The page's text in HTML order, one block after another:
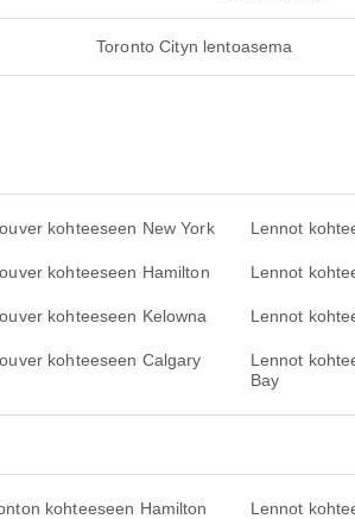
Toronto Cityn lentoasema
kohteeseen New York Lennot
kohteeseen Hamilton Lennot
kohteeseen Kelowna Lennot
kohteeseen Calgary
Lennot
Bay
kohteeseen Hamilton Lennot